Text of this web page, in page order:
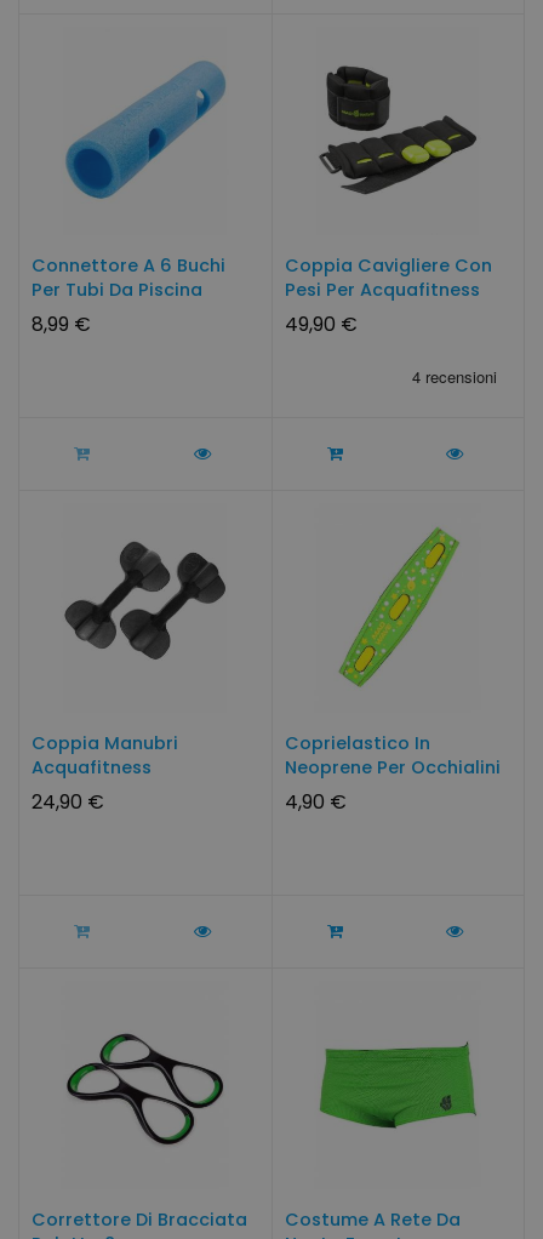
Connettore A 6 Buchi
Per Tubi Da Piscina
8,99 €
Coppia Cavigliere Con
Pesi Per Acquafitness
49,90 €
Coppia Manubri
Acquafitness
24,90 €
Coprielastico In
Neoprene Per Occhialini
4,90 €
Correttore Di Bracciata
Costume A Rete Da